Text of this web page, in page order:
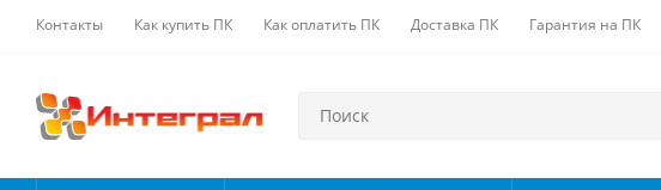
Контакты Как купить ПК Как оплатить ПК Доставка ПК Гарантия на ПК